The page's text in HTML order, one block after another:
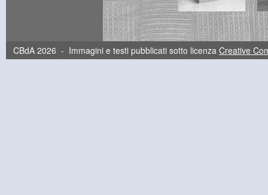
CBdA 2026 - Immagini e testi pubblicati sotto licenza Creative